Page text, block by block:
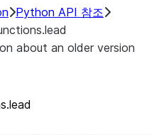
Python API 참조
about an older version